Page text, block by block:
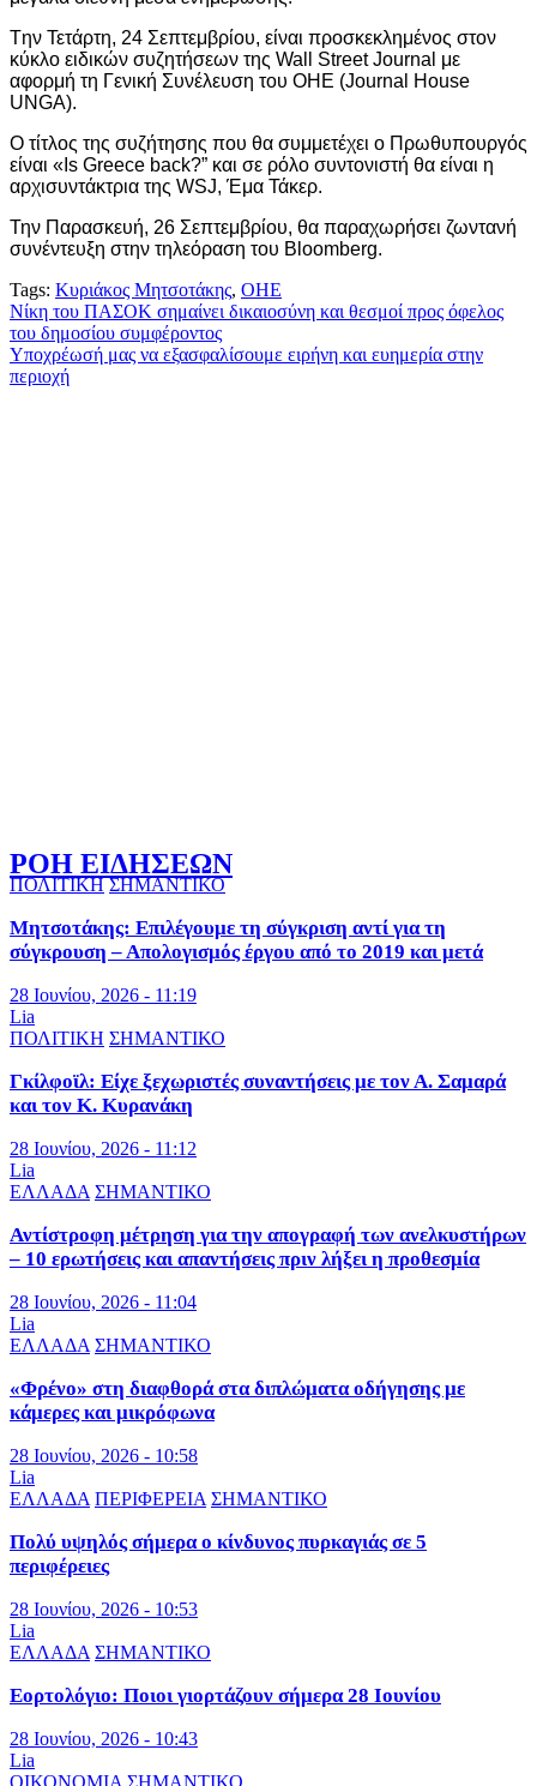
Tην Τετάρτη, 24 Σεπτεμβρίου, είναι προσκεκλημένος στον
κύκλο ειδικών συζητήσεων της Wall Street Journal με
αφορμή τη Γενική Συνέλευση του ΟΗΕ (Journal House
UNGA).
Ο τίτλος της συζήτησης που θα συμμετέχει ο Πρωθυπουργός
είναι «Is Greece back?” και σε ρόλο συντονιστή θα είναι η
αρχισυντάκτρια της WSJ, Έμα Τάκερ.
Την Παρασκευή, 26 Σεπτεμβρίου, θα παραχωρήσει ζωντανή
συνέντευξη στην τηλεόραση του Bloomberg.
Tags: Κυριάκος Μητσοτάκης, ΟΗΕ
Πλοήγηση
άρθρων
Νίκη του ΠΑΣΟΚ σημαίνει δικαιοσύνη και θεσμοί προς όφελος
του δημοσίου συμφέροντος
Υποχρέωσή μας να εξασφαλίσουμε ειρήνη και ευημερία στην
περιοχή
ΡΟΗ ΕΙΔΗΣΕΩΝ
ΠΟΛΙΤΙΚΗ ΣΗΜΑΝΤΙΚΟ
Μητσοτάκης: Επιλέγουμε τη σύγκριση αντί για τη
σύγκρουση – Απολογισμός έργου από το 2019 και μετά
28 Ιουνίου, 2026 - 11:19
Lia
ΠΟΛΙΤΙΚΗ ΣΗΜΑΝΤΙΚΟ
Γκίλφοϊλ: Είχε ξεχωριστές συναντήσεις με τον Α. Σαμαρά
και τον Κ. Κυρανάκη
28 Ιουνίου, 2026 - 11:12
Lia
ΕΛΛΑΔΑ ΣΗΜΑΝΤΙΚΟ
Αντίστροφη μέτρηση για την απογραφή των ανελκυστήρων
– 10 ερωτήσεις και απαντήσεις πριν λήξει η προθεσμία
28 Ιουνίου, 2026 - 11:04
Lia
ΕΛΛΑΔΑ ΣΗΜΑΝΤΙΚΟ
«Φρένο» στη διαφθορά στα διπλώματα οδήγησης με
κάμερες και μικρόφωνα
28 Ιουνίου, 2026 - 10:58
Lia
ΕΛΛΑΔΑ ΠΕΡΙΦΕΡΕΙΑ ΣΗΜΑΝΤΙΚΟ
Πολύ υψηλός σήμερα ο κίνδυνος πυρκαγιάς σε 5
περιφέρειες
28 Ιουνίου, 2026 - 10:53
Lia
ΕΛΛΑΔΑ ΣΗΜΑΝΤΙΚΟ
Εορτολόγιο: Ποιοι γιορτάζουν σήμερα 28 Ιουνίου
28 Ιουνίου, 2026 - 10:43
Lia
ΟΙΚΟΝΟΜΙΑ ΣΗΜΑΝΤΙΚΟ